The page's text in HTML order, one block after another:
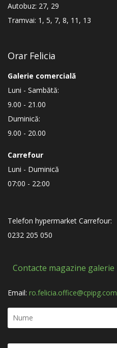
Autobuz: 27, 29
Tramvai: 1, 5, 7, 8, 11, 13
Orar Felicia
Galerie comercială
Luni - Sambătă:
9.00 - 21.00
Duminică:
9.00 - 20.00
Carrefour
Luni - Duminică
07:00 - 22:00
Telefon hypermarket Carrefour:
0232 205 050
Contacte magazine galerie
Email: ro.felicia.office@cpipg.com